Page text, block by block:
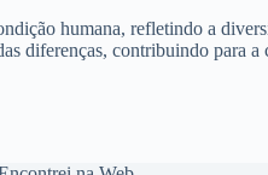
humana, refletindo a
diferenças, contribuindo para